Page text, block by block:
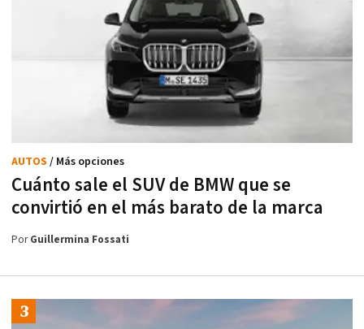
Cuánto sale el SUV de BMW que se
convirtió en el más barato de la marca
AUTOS / Más opciones
PorGuillermina Fossati